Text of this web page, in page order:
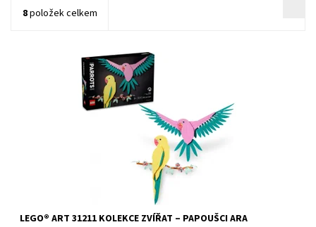
8položek celkem
Umělecký dárek z kostek LEGO® pro milovníky ptáků
Skladem3 ks
11292
LEGO® ART 31211 KOLEKCE ZVÍŘAT – PAPOUŠCI ARA